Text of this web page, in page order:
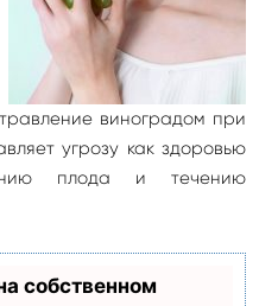
виноградом при
угрозу как здоровью
плода и течению
собственном